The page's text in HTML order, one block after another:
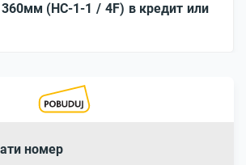
(HC-1-1 / 4F) в кредит или
номер